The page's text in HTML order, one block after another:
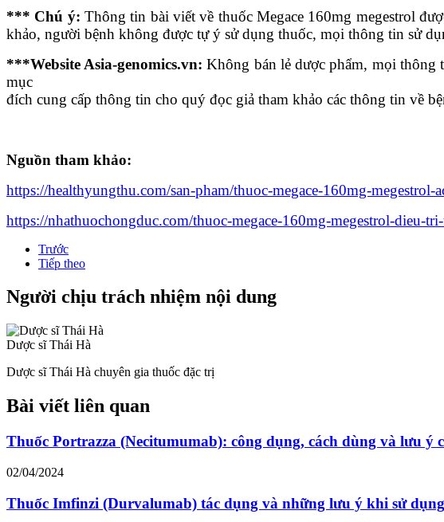
*** Chú ý: Thông tin bài viết về thuốc Megace 160mg megestrol
khảo, người bệnh không được tự ý sử dụng thuốc, mọi thông tin sử
***Website Asia-genomics.vn:Không bán lẻ dược phẩm, mọi thông
mục
đích cung cấp thông tin cho quý đọc giả tham khảo các thông tin về
Nguồn tham khảo:
https://healthyungthu.com/san-pham/thuoc-megace-160mg-megestrol-
https://nhathuochongduc.com/thuoc-megace-160mg-megestrol-dieu-
Trước
Tiếp theo
Người chịu trách nhiệm nội dung
Dược sĩ Thái Hà
Dược sĩ Thái Hà chuyên gia thuốc đặc trị
Bài viết liên quan
Thuốc Portrazza (Necitumumab): công dụng, cách dùng và lưu ý
02/04/2024
Thuốc Imfinzi (Durvalumab) tác dụng và những lưu ý khi sử dụng